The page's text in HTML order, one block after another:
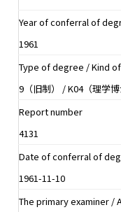
Year of conferral of
1961
Type of degree / Kind
9（旧制） / K04（理学博
Report number
4131
Date of conferral of
1961-11-10
The primary examiner /